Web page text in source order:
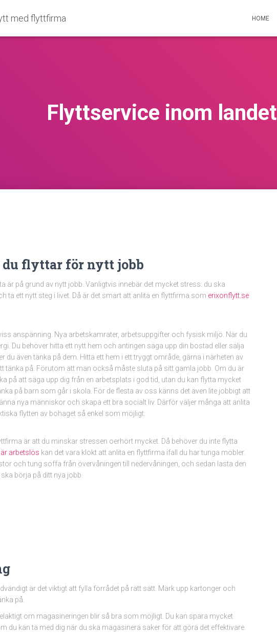
med flyttfirma HOME
Flyttservice inom landet
flyttar för nytt jobb
är på grund av nytt jobb. Vanligtvis innebär det mycket stress: du ska
ta ett nytt steg i livet. Då är det smart att anlita en flyttfirma som erixonflytt.se
anspänning. Nya arbetskamrater, arbetsuppgifter och fysisk miljö. När du
Du behöver hitta ett nytt hem och antingen säga upp din bostad eller sälja
du även tänka på dem. Hitta ett hem i ett tryggt område, gärna i närheten av
tänka på. Förutom att man också måste sluta på sitt gamla jobb. Om du är
på att säga upp dig från en arbetsplats i god tid, utan du kan flytta mycket
på barn som går i skola. För de flesta av oss känns det även lite jobbigt att
nya människor och skapa ett bra socialt liv. Därför väljer många att anlita
flytten av bohaget så enkel som möjligt.
är att du minskar stressen oerhört mycket. Då behöver du inte flytta
arbetslös kan det vara klokt att anlita en flyttfirma ifall du har tunga möbler.
och tung soffa från övervåningen till nedervåningen, och sedan lasta den
börja på ditt nya jobb.
är det viktigt att fylla förrådet på rätt sätt. Märk upp kartonger och
på.
om magasineringen blir så bra som möjligt. Du kan spara mycket
du kan ta med dig när du ska magasinera saker för att göra det effektivare.